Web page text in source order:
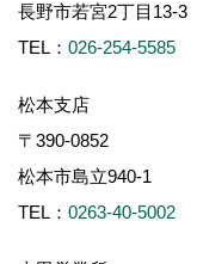
長野市若宮2丁目13-3
TEL： 026-254-5585
松本支店
〒390-0852
松本市島立940-1
TEL： 0263-40-5002